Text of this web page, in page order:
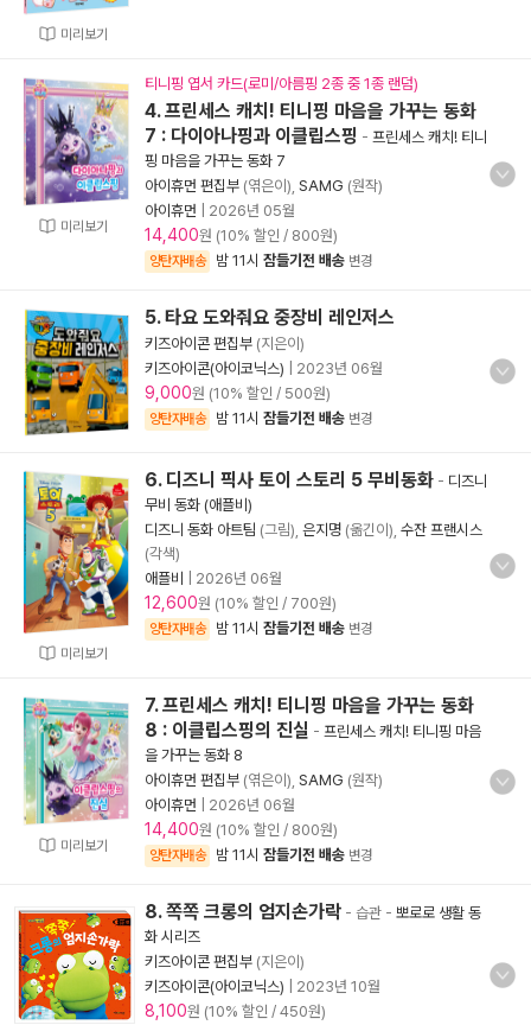
미리보기
미리보기
티니핑 엽서 카드(로미/아름핑 2종 중 1종 랜덤)
4. 프린세스 캐치! 티니핑 마음을 가꾸는 동화
7 : 다이아나핑과 이클립스핑 - 프린세스 캐치! 티니
핑 마음을 가꾸는 동화 7
아이휴먼 편집부 (엮은이), SAMG (원작)
아이휴먼
2026년 05월
14,400원 (10% 할인 / 800원)
양탄자배송 밤 11시 잠들기전 배송 변경
5. 타요 도와줘요 중장비 레인저스
키즈아이콘 편집부 (지은이)
키즈아이콘(아이코닉스)
2023년 06월
9,000원 (10% 할인 / 500원)
양탄자배송 밤 11시 잠들기전 배송 변경
미리보기
6. 디즈니 픽사 토이 스토리 5 무비동화 - 디즈니
무비 동화 (애플비)
디즈니 동화 아트팀 (그림), 은지명 (옮긴이), 수잔 프랜시스
(각색)
애플비
2026년 06월
12,600원 (10% 할인 / 700원)
양탄자배송 밤 11시 잠들기전 배송 변경
미리보기
7. 프린세스 캐치! 티니핑 마음을 가꾸는 동화
8 : 이클립스핑의 진실 - 프린세스 캐치! 티니핑 마음
을 가꾸는 동화 8
아이휴먼 편집부 (엮은이), SAMG (원작)
아이휴먼
2026년 06월
14,400원 (10% 할인 / 800원)
양탄자배송 밤 11시 잠들기전 배송 변경
8. 쪽쪽 크롱의 엄지손가락 - 습관 - 뽀로로 생활 동
화 시리즈
키즈아이콘 편집부 (지은이)
키즈아이콘(아이코닉스)
2023년 10월
8,100원 (10% 할인 / 450원)